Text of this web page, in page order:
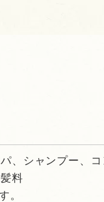
、シャンプー、
料
。